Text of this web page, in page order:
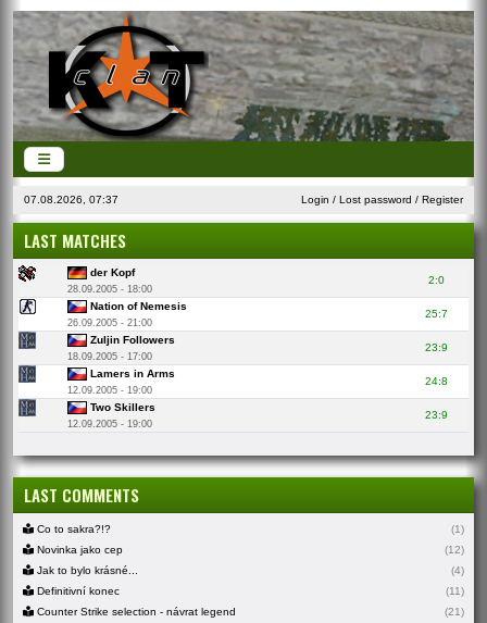
07.08.2026, 07:37 Login / Lost password / Register
LAST MATCHES
der Kopf
28.09.2005 - 18:00
2:0
Nation of Nemesis
26.09.2005 - 21:00
25:7
Zuljin Followers
18.09.2005 - 17:00
23:9
Lamers in Arms
12.09.2005 - 19:00
24:8
Two Skillers
12.09.2005 - 19:00
23:9
LAST COMMENTS
Co to sakra?!?
(1)
Novinka jako cep
(12)
Jak to bylo krásné...
(4)
Definitivní konec
(11)
Counter Strike selection - návrat legend
(21)